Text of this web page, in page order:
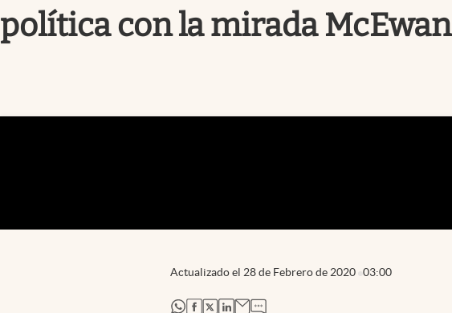
Eventos Corporativos
abre en nueva pestaña
política con la mirada McEwan
Actualizado el 28 de Febrero de 2020 03:00
abre en nueva pestaña
abre en nueva pestaña
abre en nueva pestaña
abre en nueva pestaña